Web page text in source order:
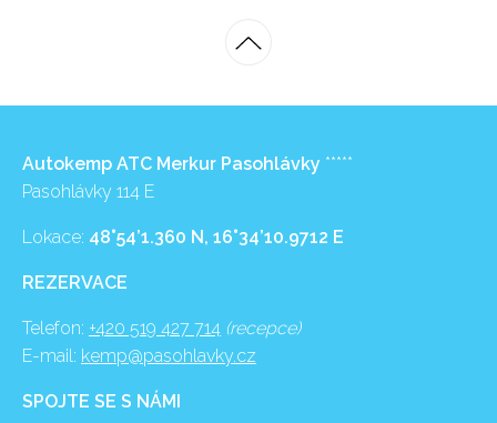
Autokemp ATC Merkur Pasohlávky *****
Pasohlávky 114 E
Lokace: 48°54’1.360 N, 16°34’10.9712 E
REZERVACE
Telefon: +420 519 427 714 (recepce)
E-mail: kemp@pasohlavky.cz
SPOJTE SE S NÁMI